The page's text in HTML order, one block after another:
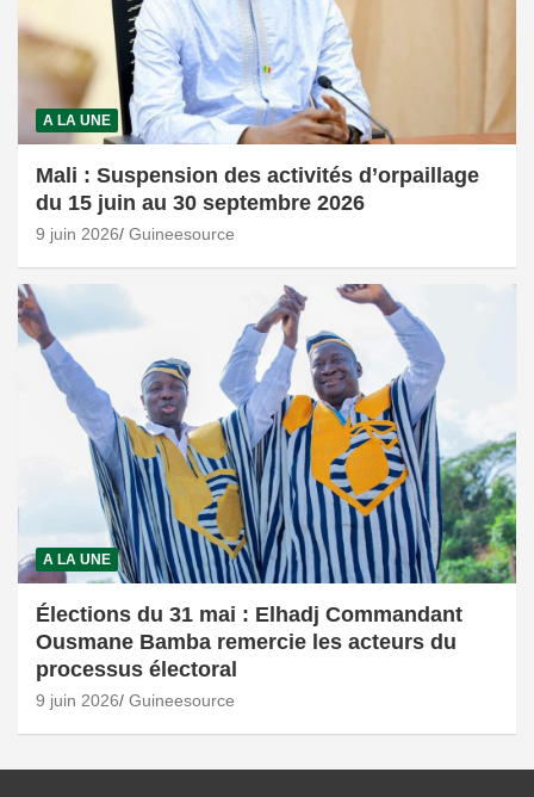
A LA UNE
Mali : Suspension des activités d’orpaillage
du 15 juin au 30 septembre 2026
9 juin 2026 Guineesource
A LA UNE
Élections du 31 mai : Elhadj Commandant
Ousmane Bamba remercie les acteurs du
processus électoral
9 juin 2026 Guineesource